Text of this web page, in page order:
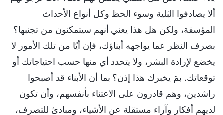
ألا يصادفوا البَلية وسوء الحظ وكل أنواع الأحداث
المؤسفة، ولكن هل هذا يعني أنهم سيتمكنون من تجنبها؟
بصرف النظر عما يواجهه أبناؤك، فإن أيًا من تلك الأمور لا
يخضع لإرادة البشر، ولا يتحدد أي منها حسب احتياجاتك أو
توقعاتك. بمَ يخبرك هذا إذن؟ بما أن الأبناء قد أصبحوا
راشدين، وهم قادرون على الاعتناء بأنفسهم، وأن تكون
لديهم أفكار وآراء مستقلة عن الأشياء، ومبادئ للتصرف،